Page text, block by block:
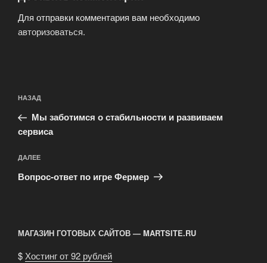
Для отправки комментария вам необходимо
авторизоваться.
по
записям
Предыдущая
запись:
НАЗАД
Мы заботимся о стабильности и развиваем
сервиса
Следующая
запись
ДАЛЕЕ
Вопрос-ответ по игре Фермер
МАГАЗИН ГОТОВЫХ САЙТОВ — MARTSITE.RU
$Хостинг от 92 рублей